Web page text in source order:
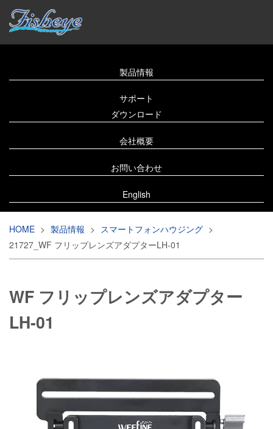
製品情報
サポート
ダウンロード
会社概要
お問い合わせ
English
HOME > 製品情報 > スマートフォンハウジング >
21727_WF フリップレンズアダプターLH-01
WF フリップレンズアダプター
LH-01